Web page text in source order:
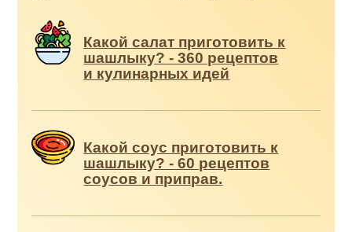
Какой салат приготовить к
шашлыку? - 360 рецептов
и кулинарных идей
Какой соус приготовить к
шашлыку? - 60 рецептов
соусов и приправ.